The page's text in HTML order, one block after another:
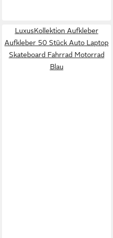
LuxusKollektion Aufkleber
Aufkleber 50 Stück Auto Laptop
Skateboard Fahrrad Motorrad
Blau